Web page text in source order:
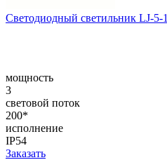
Светодиодный светильник LJ-5-1
мощность
3
световой поток
200*
исполнение
IP54
Заказать